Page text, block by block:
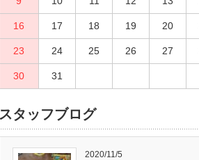
16 17 18 19 20
23 24 25 26 27
30 31
20 21 22 23 24
27 28 29 30
スタッフブログ
2020/11/5